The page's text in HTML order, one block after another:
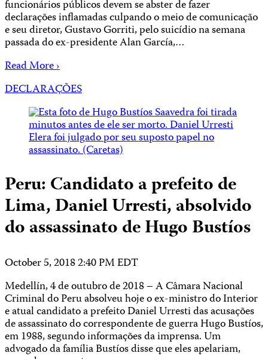
funcionários públicos devem se abster de fazer
declarações inflamadas culpando o meio de comunicação
e seu diretor, Gustavo Gorriti, pelo suicídio na semana
passada do ex-presidente Alan García,…
Read More ›
DECLARAÇÕES
Peru: Candidato a prefeito de
Lima, Daniel Urresti, absolvido
do assassinato de Hugo Bustíos
October 5, 2018 2:40 PM EDT
Medellín, 4 de outubro de 2018 – A Câmara Nacional
Criminal do Peru absolveu hoje o ex-ministro do Interior
e atual candidato a prefeito Daniel Urresti das acusações
de assassinato do correspondente de guerra Hugo Bustíos,
em 1988, segundo informações da imprensa. Um
advogado da família Bustíos disse que eles apelariam,